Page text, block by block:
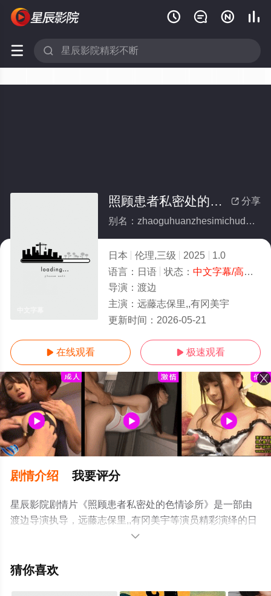
   
 
 分享
照顾患者私密处的色情诊所
别名：zhaoguhuanzhesimichudeseqingzhensuo
日本 伦理,三级 2025
1.0
语言： 日语 状态： 中文字幕/高清
导演： 渡边
主演： 远藤志保里,,有冈美宇
更新时间： 2026-05-21
 在线观看  极速观看
剧情介绍 我要评分
星辰影院剧情片《照顾患者私密处的色情诊所》是一部由
渡边导演执导，远藤志保里,,有冈美宇等演员精彩演绎的日
本电影，手机免费观看高清无删减完整版电影大全就上星
情网等平台了解。

猜你喜欢